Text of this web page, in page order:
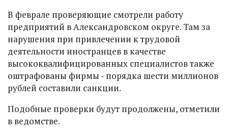
В феврале проверяющие смотрели работу
предприятий в Александровском округе. Там за
нарушения при привлечении к трудовой
деятельности иностранцев в качестве
высококвалифицированных специалистов также
оштрафованы фирмы - порядка шести миллионов
рублей составили санкции.
Подобные проверки будут продолжены, отметили
в ведомстве.